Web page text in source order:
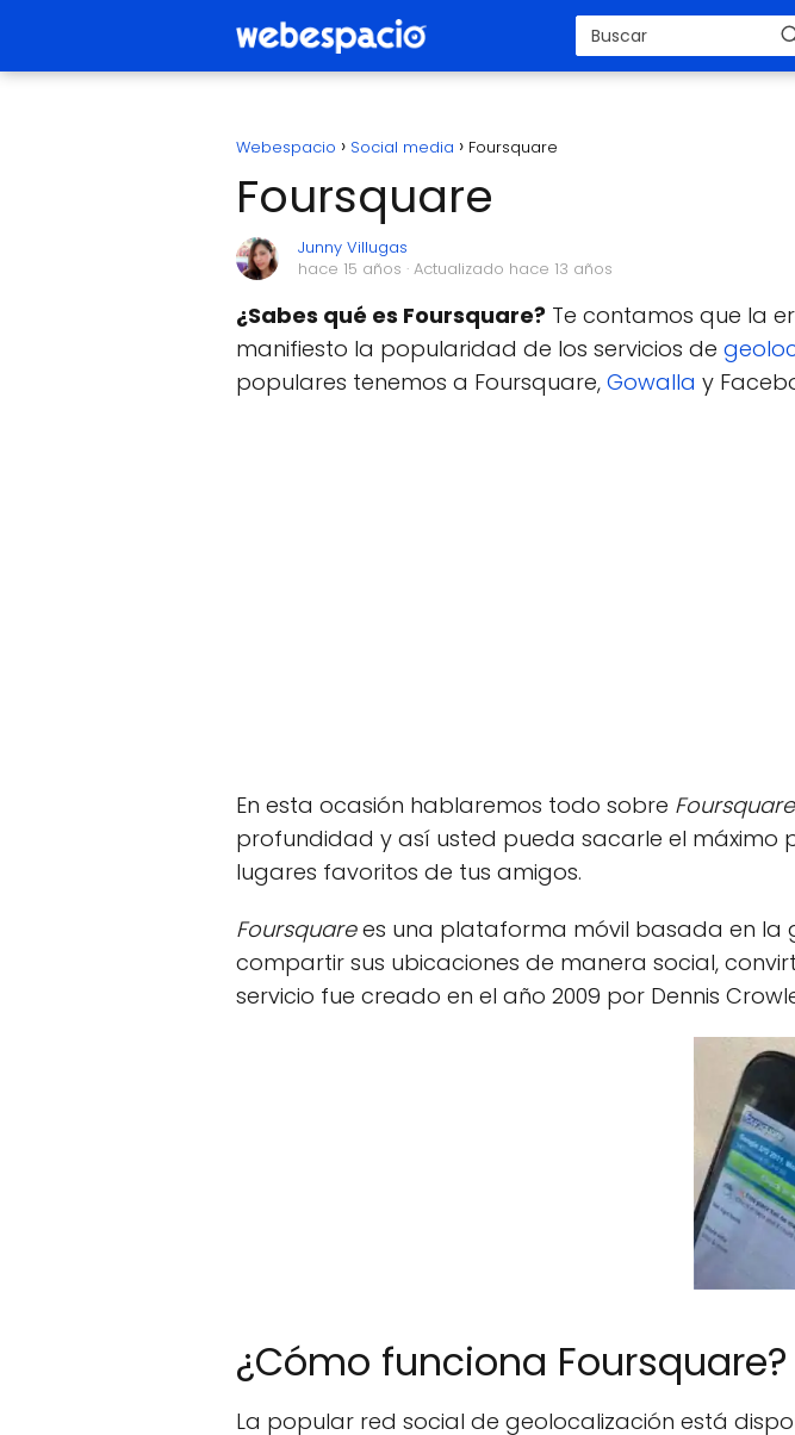
Webespacio Social media Foursquare
Foursquare
Junny Villugas
hace 15 años · Actualizado hace 13 años
¿Sabes qué es Foursquare? Te contamos que la
manifiesto la popularidad de los servicios de
populares tenemos a Foursquare, Gowalla y
En esta ocasión hablaremos todo sobre Foursquare
profundidad y así usted pueda sacarle el máximo
lugares favoritos de tus amigos.
Foursquarees una plataforma móvil basada en la
compartir sus ubicaciones de manera social,
servicio fue creado en el año 2009 por Dennis
¿Cómo funciona Foursquare?
La popular red social de geolocalización está